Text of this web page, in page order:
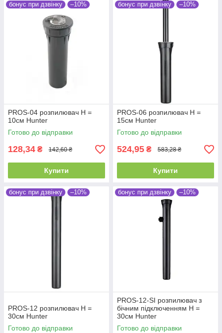
бонус при дзвінку –10%
PROS-04 розпилювач Н =
10см Hunter
Готово до відправки
128,34 ₴ 142,60 ₴
Купити
бонус при дзвінку –10%
PROS-06 розпилювач Н =
15см Hunter
Готово до відправки
524,95 ₴ 583,28 ₴
Купити
бонус при дзвінку –10%
PROS-12 розпилювач Н =
30см Hunter
Готово до відправки
бонус при дзвінку –10%
PROS-12-SI розпилювач з
бічним підключенням Н =
30см Hunter
Готово до відправки